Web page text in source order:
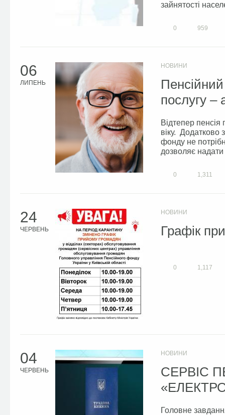
зайнятості
0 959
06
ЛИПЕНЬ
НОВИНИ
послугу –
Відтепер пенсія
віку. Додатково
фонду не
дозволяє
0 1,311
24
ЧЕРВЕНЬ
НОВИНИ
Графік
0 1,117
04
ЧЕРВЕНЬ
НОВИНИ
СЕРВІС
Головне